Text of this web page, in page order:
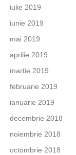
iulie 2019
iunie 2019
mai 2019
aprilie 2019
martie 2019
februarie 2019
ianuarie 2019
decembrie 2018
noiembrie 2018
octombrie 2018